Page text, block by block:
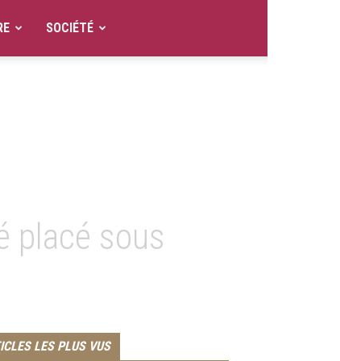
SOCIÉTÉ
placé sous
LES PLUS VUS